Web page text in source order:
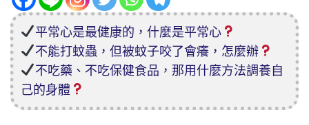
平常心是最健康的，什麼是平常心
不能打蚊蟲，但被蚊子咬了會癢，怎麼辦
不吃藥、不吃保健食品，那用什麼方法調養自
己的身體